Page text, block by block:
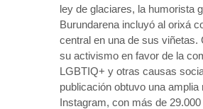
ley de glaciares, la humorista
Burundarena incluyó al orixá
central en una de sus viñetas.
su activismo en favor de la
LGBTIQ+ y otras causas
publicación obtuvo una amplia
Instagram, con más de 29.000